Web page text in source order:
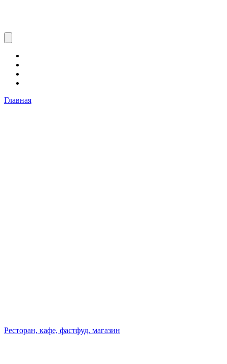
Главная
Ресторан, кафе, фастфуд, магазин